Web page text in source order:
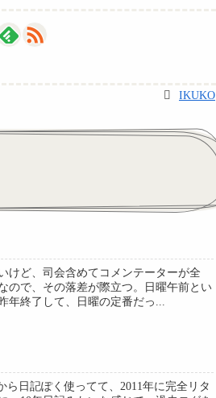
IKUKO
けど、司会含めてコメンテーターが全
ので、その落差が際立つ。日曜午前とい
年終了して、日曜の定番だっ...
日記ぽく使ってて、2011年に完全リタ